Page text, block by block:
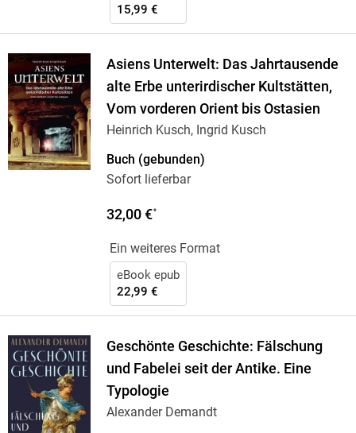
15,99 €
Asiens Unterwelt: Das Jahrtausende
alte Erbe unterirdischer Kultstätten,
Vom vorderen Orient bis Ostasien
Heinrich Kusch, Ingrid Kusch
Buch (gebunden)
Sofort lieferbar
32,00 €*
Ein weiteres Format
eBook epub
22,99 €
Geschönte Geschichte: Fälschung
und Fabelei seit der Antike. Eine
Typologie
Alexander Demandt